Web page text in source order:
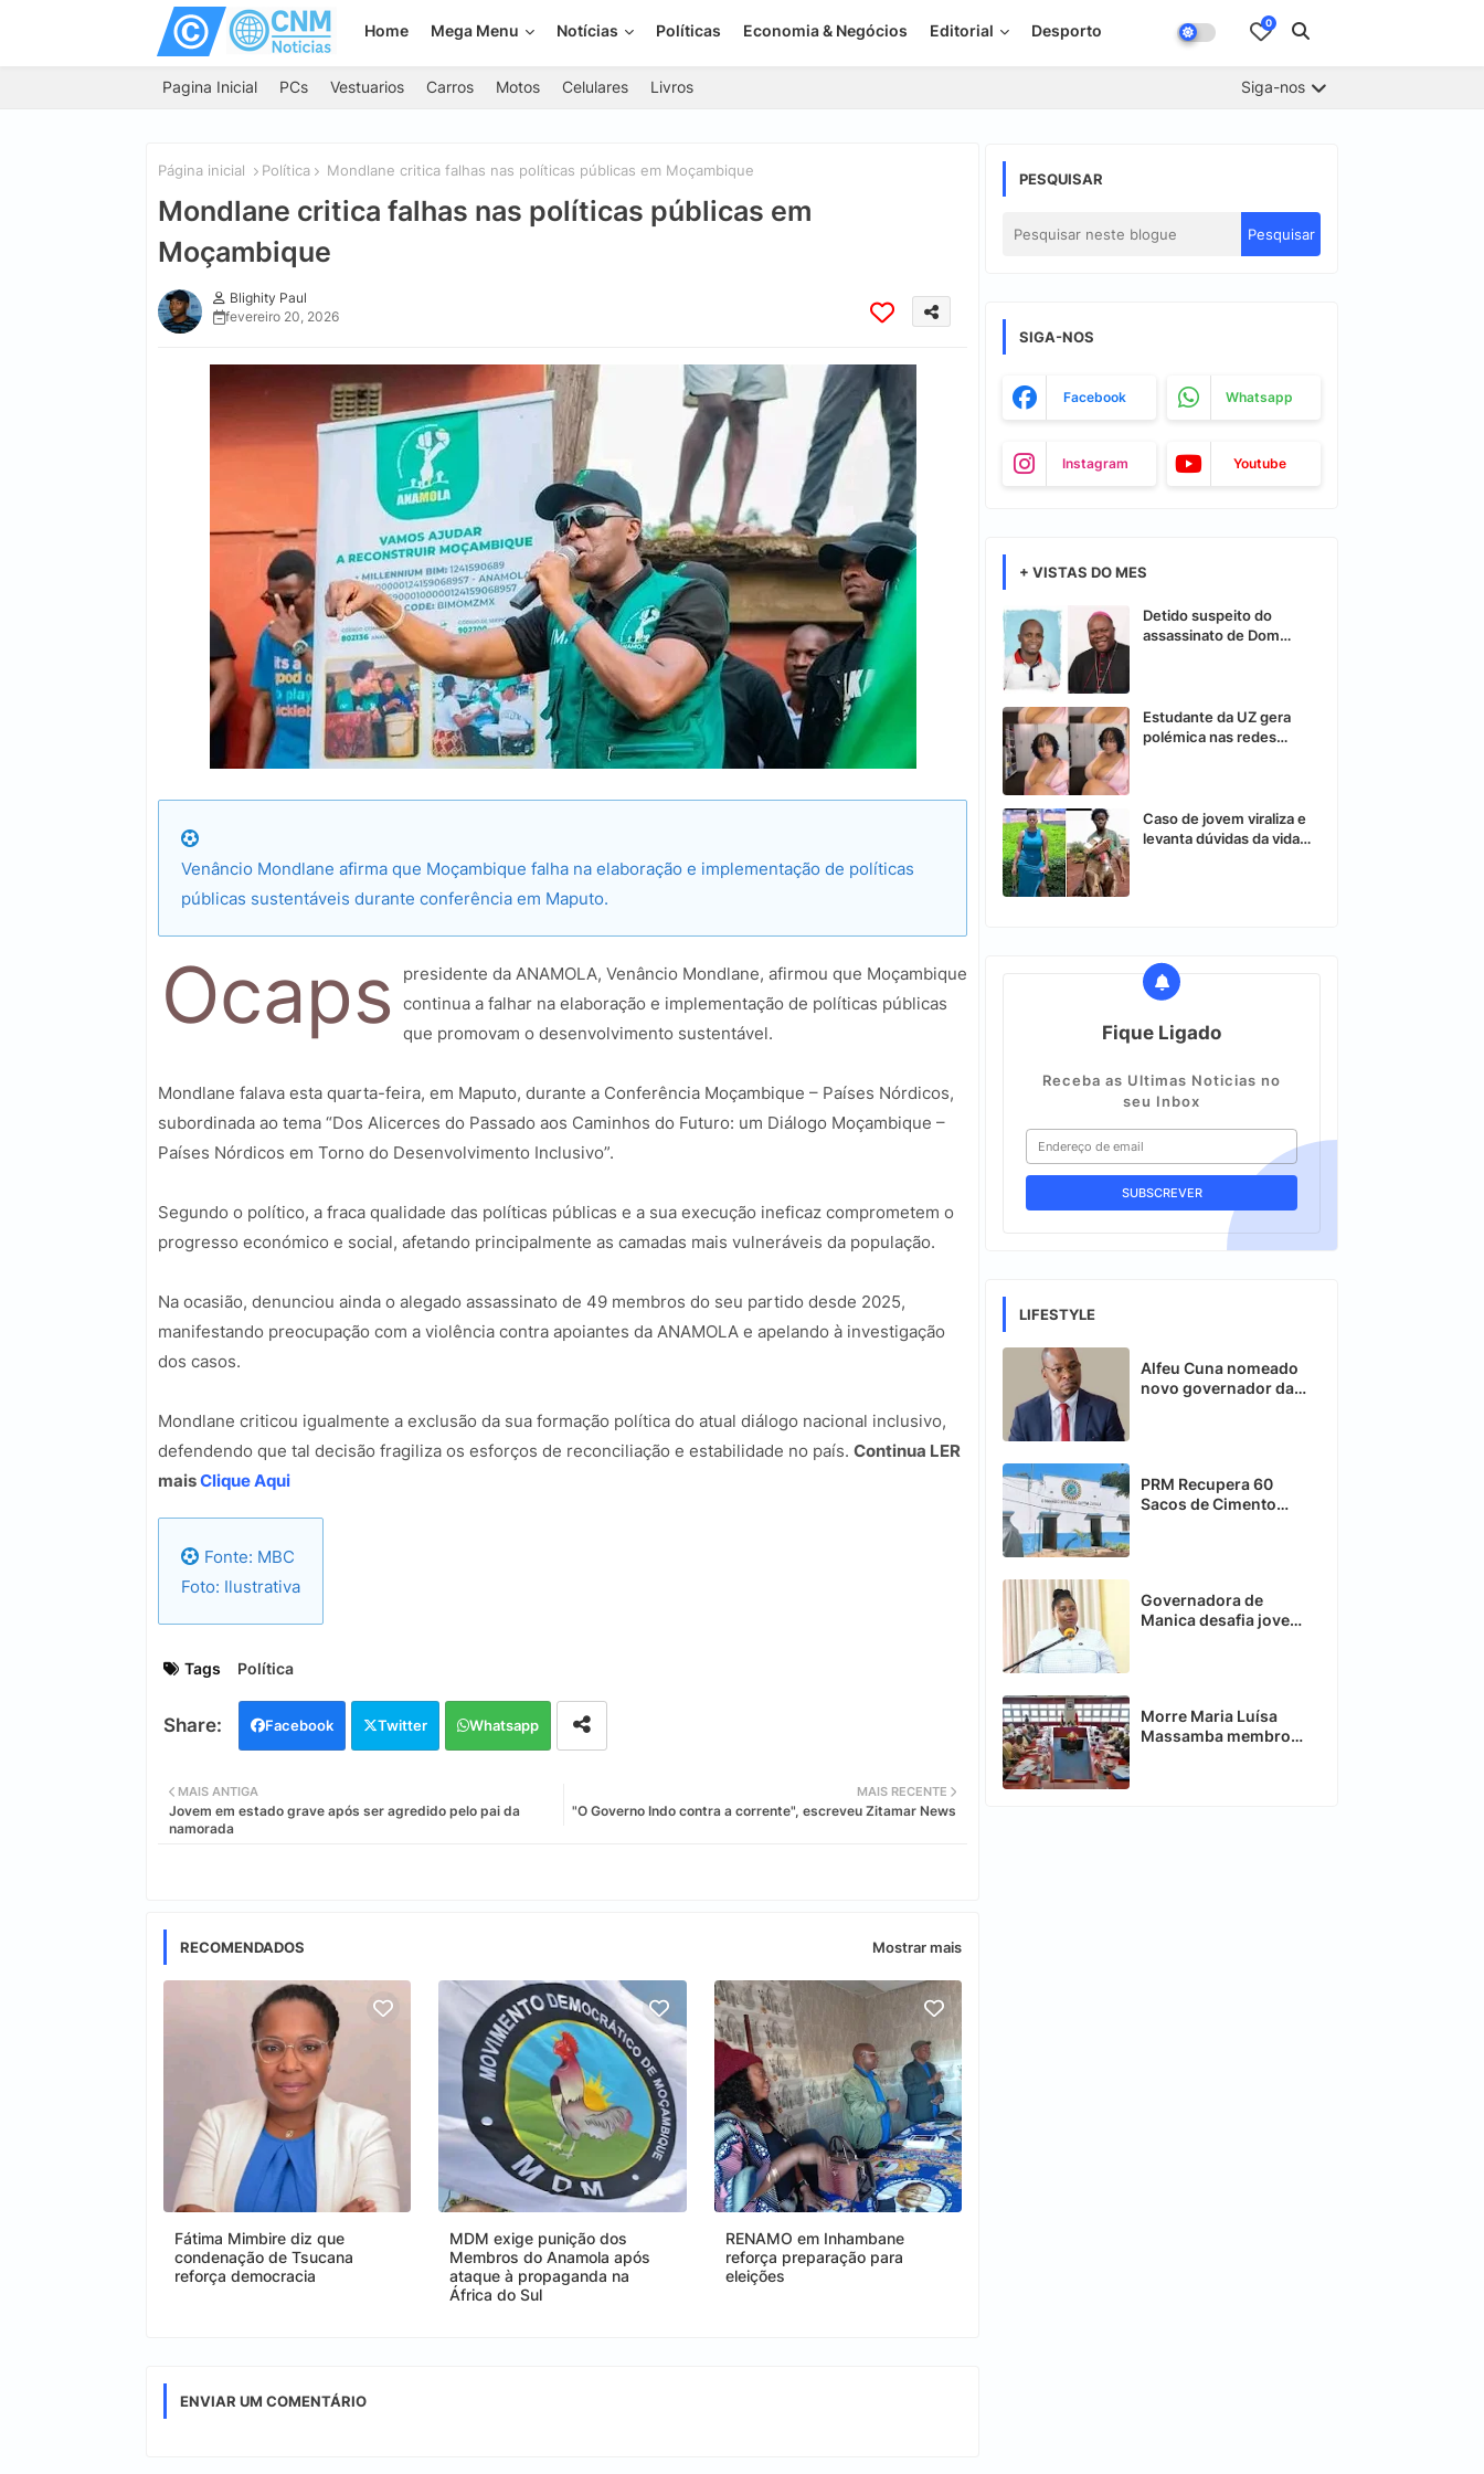
Home Mega Menu Notícias Políticas Economia & Negócios Editorial Desporto 0
Pagina Inicial PCs Vestuarios Carros Motos Celulares Livros Siga-nos
Página inicial Política Mondlane critica falhas nas políticas públicas em Moçambique
Mondlane critica falhas nas políticas públicas em
Moçambique
Blighity Paul
fevereiro 20, 2026
Venâncio Mondlane afirma que Moçambique falha na elaboração e implementação de políticas
públicas sustentáveis durante conferência em Maputo.
Ocaps
presidente da ANAMOLA, Venâncio Mondlane, afirmou que Moçambique
continua a falhar na elaboração e implementação de políticas públicas
que promovam o desenvolvimento sustentável.
Mondlane falava esta quarta-feira, em Maputo, durante a Conferência Moçambique – Países Nórdicos,
subordinada ao tema “Dos Alicerces do Passado aos Caminhos do Futuro: um Diálogo Moçambique –
Países Nórdicos em Torno do Desenvolvimento Inclusivo”.
Segundo o político, a fraca qualidade das políticas públicas e a sua execução ineficaz comprometem o
progresso económico e social, afetando principalmente as camadas mais vulneráveis da população.
Na ocasião, denunciou ainda o alegado assassinato de 49 membros do seu partido desde 2025,
manifestando preocupação com a violência contra apoiantes da ANAMOLA e apelando à investigação
dos casos.
Mondlane criticou igualmente a exclusão da sua formação política do atual diálogo nacional inclusivo,
defendendo que tal decisão fragiliza os esforços de reconciliação e estabilidade no país. Continua LER
maisClique Aqui
Fonte: MBC
Foto: Ilustrativa
Tags Política
Facebook Twitter Whatsapp
MAIS RECENTE
"O Governo Indo contra a corrente", escreveu Zitamar News
MAIS ANTIGA
Jovem em estado grave após ser agredido pelo pai da
namorada
RECOMENDADOS Mostrar mais
Fátima Mimbire diz que
condenação de Tsucana
reforça democracia
MDM exige punição dos
Membros do Anamola após
ataque à propaganda na
África do Sul
RENAMO em Inhambane
reforça preparação para
eleições
ENVIAR UM COMENTÁRIO
PESQUISAR
SIGA-NOS
Facebook Whatsapp
Instagram Youtube
+ VISTAS DO MES
Detido suspeito do
assassinato de Dom
Estudante da UZ gera
polémica nas redes
Caso de jovem viraliza e
levanta dúvidas da vida
Fique Ligado
Receba as Ultimas Noticias no
seu Inbox
LIFESTYLE
Alfeu Cuna nomeado
novo governador da
PRM Recupera 60
Sacos de Cimento
Governadora de
Manica desafia jovens
Morre Maria Luísa
Massamba membro